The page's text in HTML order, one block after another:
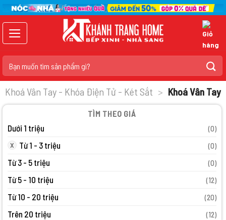
Chuyển
đến
dung
kiếm:
Khoá Vân Tay - Khóa Điện Tử - Két Sắt > Khoá Vân Tay
TÌM THEO GIÁ
Dưới 1 triệu (0)
Từ 1 - 3 triệu (0)
Từ 3 - 5 triệu (0)
Từ 5 - 10 triệu (12)
Từ 10 - 20 triệu (20)
Trên 20 triệu (12)